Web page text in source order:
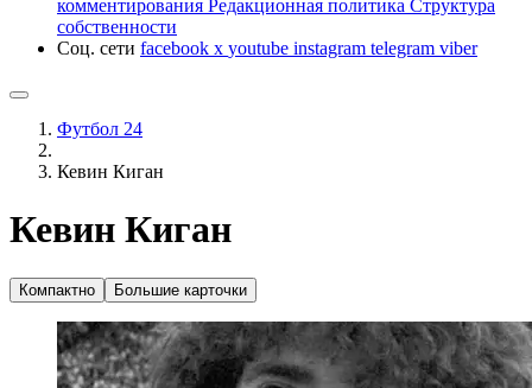
комментирования Редакционная политика Структура
собственности
Соц. сети facebook x youtube instagram telegram viber
Футбол 24
Кевин Киган
Кевин Киган
Компактно Большие карточки